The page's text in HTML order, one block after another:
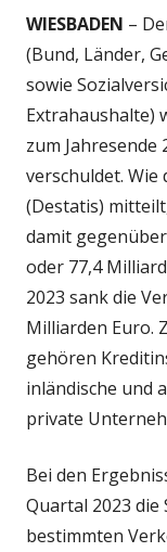
WIESBADEN –
(Bund, Länder,
sowie
Extrahaushalte)
zum Jahresende
verschuldet. Wie
(Destatis)
damit gegenüber
oder 77,4
2023 sank die
Milliarden Euro.
gehören
inländische und
private
Bei den
Quartal 2023
bestimmten